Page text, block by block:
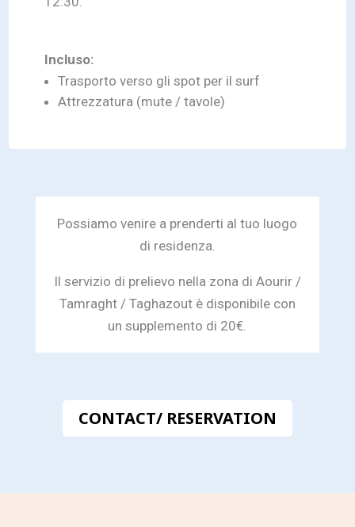
Incluso:
Trasporto verso gli spot per il surf
Attrezzatura (mute / tavole)
Possiamo venire a prenderti al tuo luogo
di residenza.
Il servizio di prelievo nella zona di Aourir /
Tamraght / Taghazout è disponibile con
un supplemento di 20€.
CONTACT/ RESERVATION